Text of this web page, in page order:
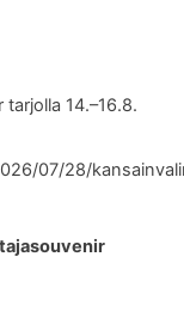
14.–16.8.
07/28/